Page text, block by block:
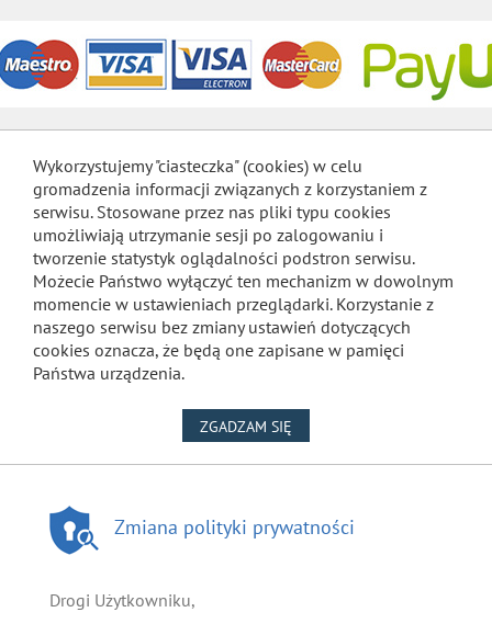
Wykorzystujemy "ciasteczka" (cookies) w celu
gromadzenia informacji związanych z korzystaniem z
serwisu. Stosowane przez nas pliki typu cookies
umożliwiają utrzymanie sesji po zalogowaniu i
tworzenie statystyk oglądalności podstron serwisu.
Możecie Państwo wyłączyć ten mechanizm w dowolnym
momencie w ustawieniach przeglądarki. Korzystanie z
naszego serwisu bez zmiany ustawień dotyczących
cookies oznacza, że będą one zapisane w pamięci
Państwa urządzenia.
ZGADZAM SIĘ
Zmiana polityki prywatności
Drogi Użytkowniku,